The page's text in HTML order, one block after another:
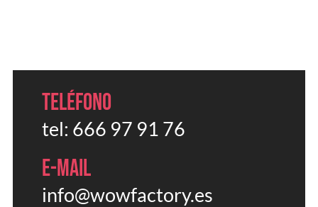
Teléfono
tel: 666 97 91 76
E-mail
info@wowfactory.es